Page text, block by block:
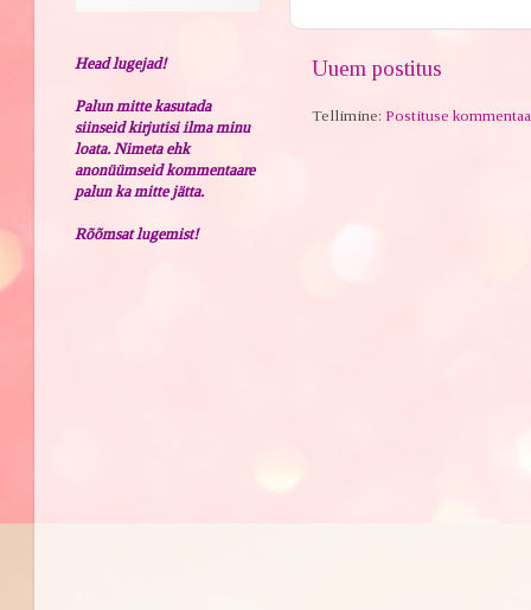
Uuem postitus
Tellimine: Postituse
Head lugejad!
Palun mitte kasutada
siinseid kirjutisi ilma minu
loata. Nimeta ehk
anonüümseid kommentaare
palun ka mitte jätta.
Rõõmsat lugemist!